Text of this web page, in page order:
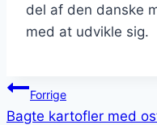
del af den danske
med at udvikle sig.
Forrige
Bagte kartofler med